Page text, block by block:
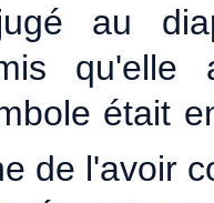
au
était
de l'avoir